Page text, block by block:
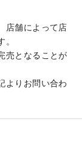
店舗によって店
売となることが
よりお問い合わ